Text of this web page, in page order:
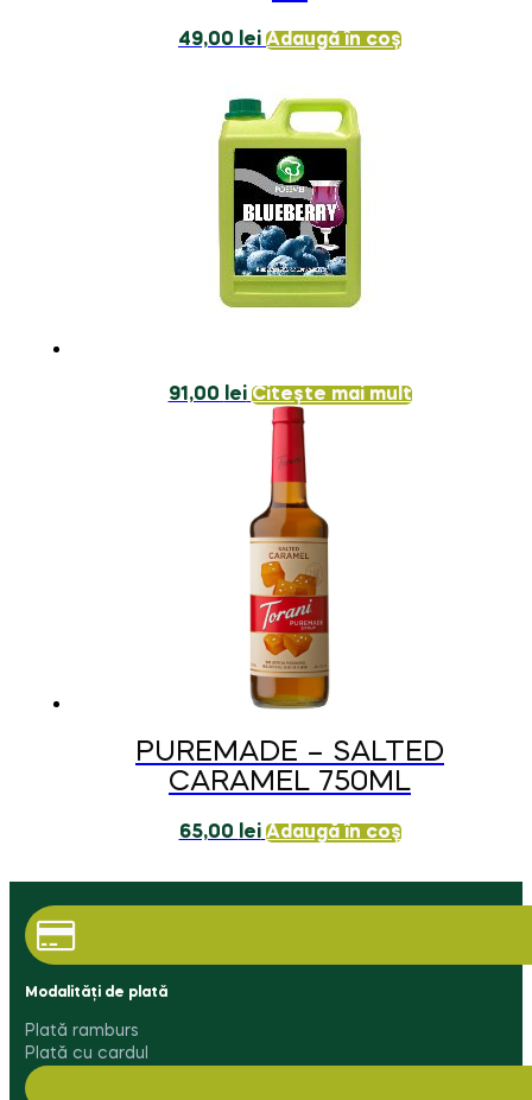
49,00 lei Adaugă în coș
91,00 lei Citește mai mult
PUREMADE – SALTED
CARAMEL 750ML
65,00 lei Adaugă în coș
Modalități de plată
Plată ramburs
Plată cu cardul